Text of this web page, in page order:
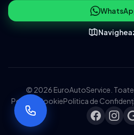
© 2026 EuroAutoService.
Politica CookiePolitica de